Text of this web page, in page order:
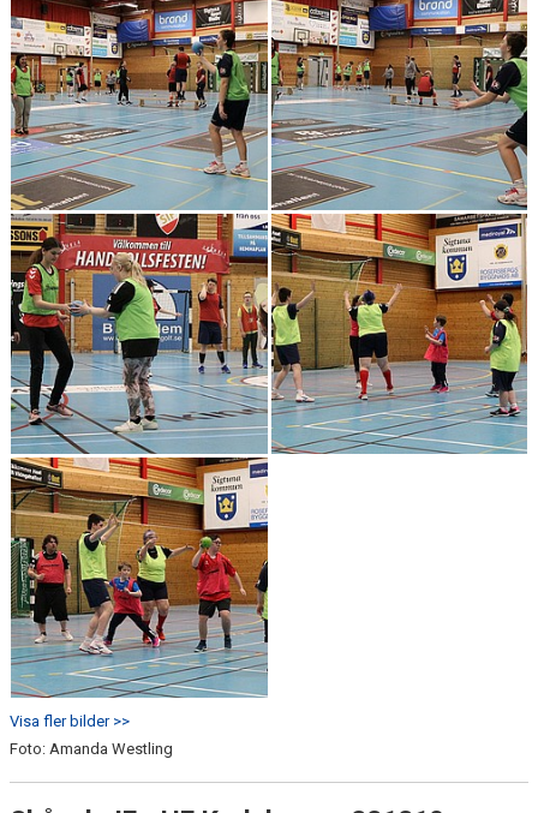
Visa fler bilder >>
Foto: Amanda Westling